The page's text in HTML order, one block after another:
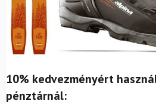
10% kedvezményért
pénztárnál: